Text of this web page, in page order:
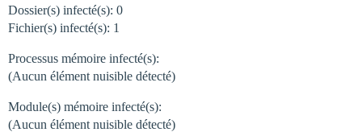
Dossier(s) infecté(s): 0
Fichier(s) infecté(s): 1
Processus mémoire infecté(s):
(Aucun élément nuisible détecté)
Module(s) mémoire infecté(s):
(Aucun élément nuisible détecté)